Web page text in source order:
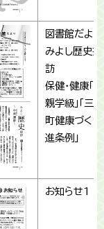
図書館だより
みよし歴史探
訪
保健・健康「両
親学級」「三芳
町健康づくり
進条例」
お知らせ1